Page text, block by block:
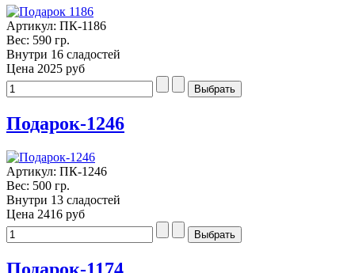
Артикул: ПК-1186
Вес: 590 гр.
Внутри 16 сладостей
Цена 2025 руб
Подарок-1246
Артикул: ПК-1246
Вес: 500 гр.
Внутри 13 сладостей
Цена 2416 руб
Подарок-1174